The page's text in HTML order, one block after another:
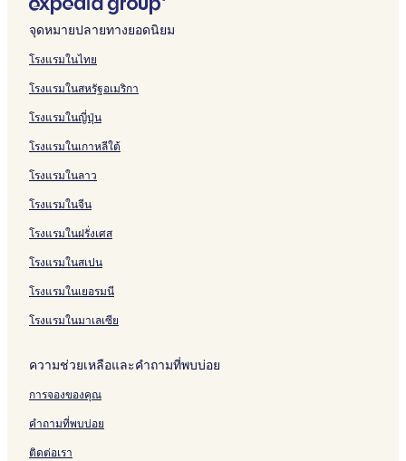
iH
o
u
s
a
n
d
H
t
l
&
S
w
i
m
n
g
P
o
l
t
M
a
n
i
n
s
H
o
t
l
d
o
n
t
a
i
i
e
w
R
s
r
t
U
d
o
n
i
U
d
o
T
a
n
i
i
a
n
g
o
e
l
o
n
B
o
t
q
u
e
&
u
g
e
t
H
o
t
o
P
l
a
e
o
t
e
l
e
O
n
e
e
i
d
e
n
e
r
i
p
l
M
e
s
o
r
S
i
a
m
r
n
d
H
o
e
บ
N
a
t
T
r
r
a
c
รั
บ
N
a
a
a
i
H
o
e
ห
รั
บ
C
l
n
t
o
n
o
e
l
สำ
ห
รั
บ
a
a
d
i
s
H
t
e
l
น
สำ
ห
รั
T
n
K
o
o
H
t
e
l
า
น
สำ
ห
บ
a
n
b
u
G
a
n
d
U
d
o
จุดหมายปลายทางยอดนิยม
โรงแรมในไทย
โรงแรมในสหรัฐอเมริกา
โรงแรมในญี่ปุ่น
โรงแรมในเกาหลีใต้
โรงแรมในลาว
โรงแรมในจีน
โรงแรมในฝรั่งเศส
โรงแรมในสเปน
โรงแรมในเยอรมนี
โรงแรมในมาเลเซีย
ความช่วยเหลือและคำถามที่พบบ่อย
การจองของคุณ
คำถามที่พบบ่อย
ติดต่อเรา